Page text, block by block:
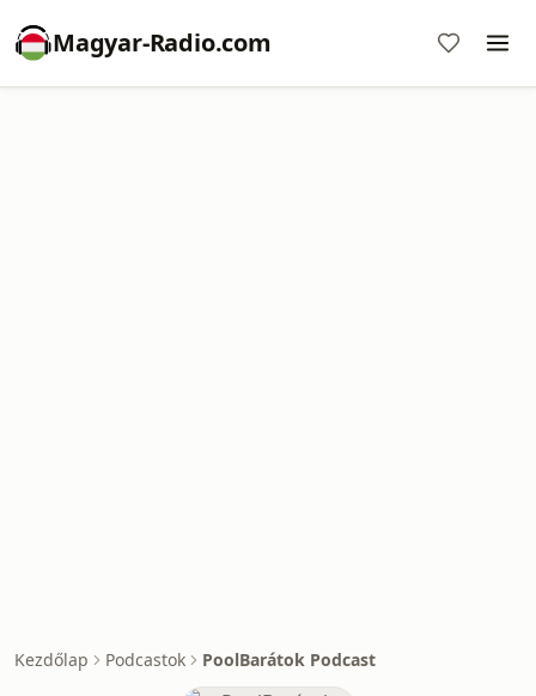
Magyar-Radio.com
Kezdőlap Podcastok PoolBarátok Podcast